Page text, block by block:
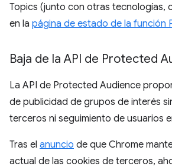
Topics (junto con otras tecnologías,
en la página de estado de la función
Baja de la API de Protected
La API de Protected Audience
de publicidad de grupos de interés
terceros ni seguimiento de usuarios
Tras el anuncio de que Chrome
actual de las cookies de terceros,